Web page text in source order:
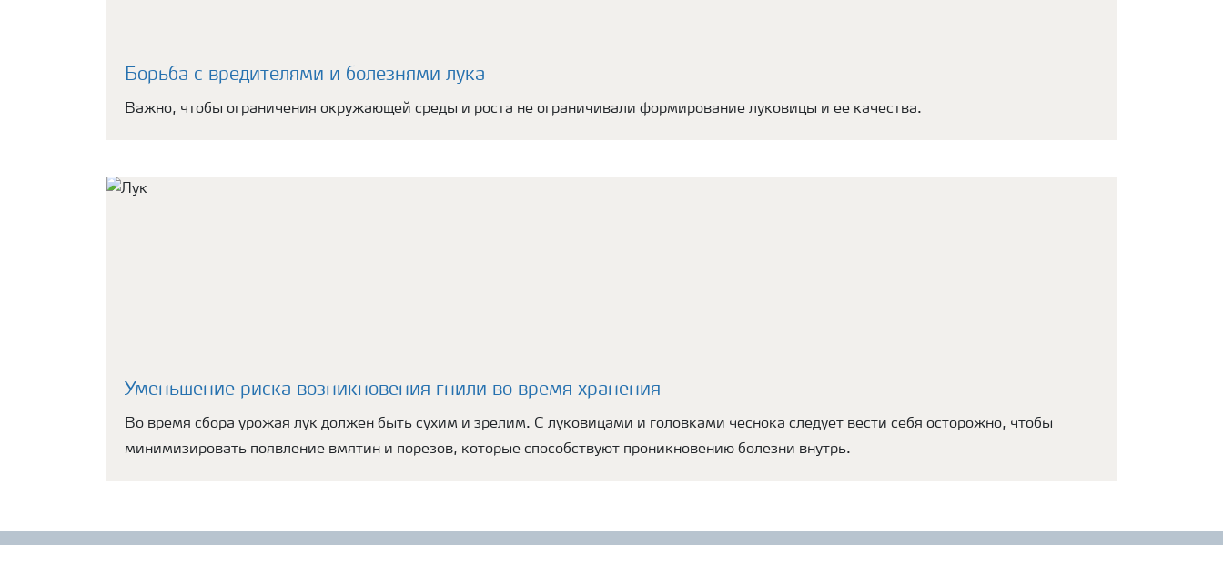
Борьба с вредителями и болезнями лука
Важно, чтобы ограничения окружающей среды и роста не ограничивали формирование луковицы и ее качества.
Уменьшение риска возникновения гнили во время хранения
Во время сбора урожая лук должен быть сухим и зрелим. С луковицами и головками чеснока следует вести себя осторожно, чтобы
минимизировать появление вмятин и порезов, которые способствуют проникновению болезни внутрь.